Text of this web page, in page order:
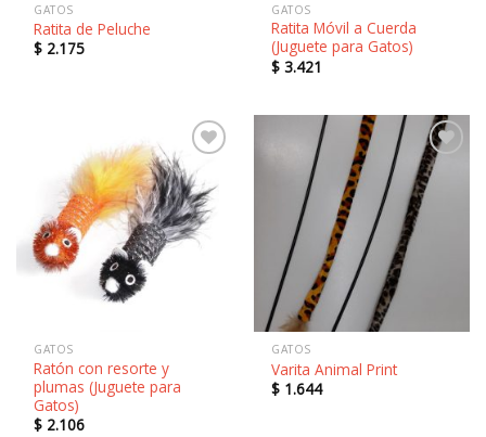
GATOS
Ratita de Peluche
$ 2.175
GATOS
Ratita Móvil a Cuerda
(Juguete para Gatos)
$ 3.421
Añadir
a la
lista de
GATOS
Ratón con resorte y
plumas (Juguete para
Gatos)
$ 2.106
Añadir
GATOS
Varita Animal Print
$ 1.644